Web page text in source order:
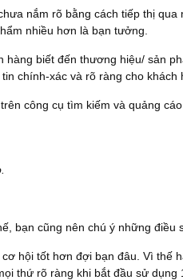
nắm rõ bằng cách tiếp thị
nhiều hơn là bạn tưởng.
biết đến thương hiệu/ sản
chính-xác và rõ ràng cho
công cụ tìm kiếm và quảng
bạn cũng nên chú ý những
hội tốt hơn đợi bạn đâu. Vì thế
thứ rõ ràng khi bắt đầu sử dụng